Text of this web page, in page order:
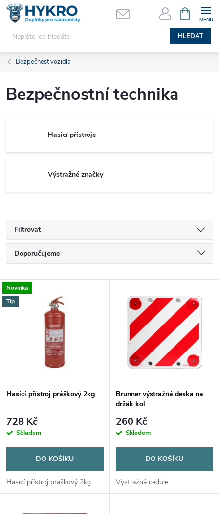
Přejít
obsah
HLEDAT
NÁKUPNÍ
KOŠÍK
Bezpečnost vozidla
Bezpečnostní technika
Hasicí přístroje
Výstražné značky
Filtrovat
Ř
a
z
p
r
o
d
u
Doporučujeme
Nejdražší
Nejprodávanější
V
ý
s
p
r
d
Novinka
Tip
Hasící přístroj práškový 2kg
728 Kč
Skladem
DO KOŠÍKU
Hasící přístroj práškový 2kg.
Brunner výstražná deska na
držák kol
260 Kč
Skladem
DO KOŠÍKU
Výstražná cedule